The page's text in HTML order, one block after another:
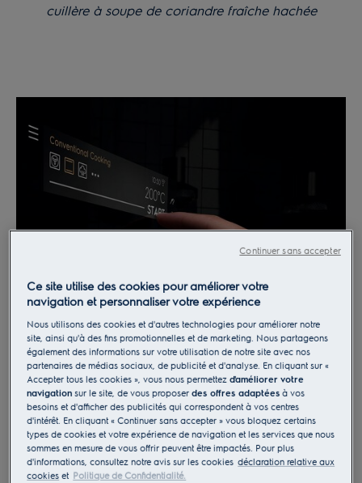
cuillère à soupe de coriandre fraîche hachée
Préparation des dumpling vapeur
maison
réduisez- les en purée fine et assaisonnez de poivre,
sel et noix de muscade.
Ce site utilise des cookies pour améliorer votre
navigation et personnaliser votre expérience
Nous utilisons des cookies et d'autres technologies pour améliorer notre
site, ainsi qu'à des fins promotionnelles et de marketing. Nous partageons
également des informations sur votre utilisation de notre site avec nos
partenaires de médias sociaux, de publicité et d'analyse. En cliquant sur «
Accepter tous les cookies », vous nous permettezd'améliorer votre
navigation sur le site, de vous proposerdes offres adaptées à vos
besoins et d'afficher des publicités qui correspondent à vos centres
d'intérêt. En cliquant « Continuer sans accepter » vous bloquez certains
types de cookies et votre expérience de navigation et les services que nous
sommes en mesure de vous offrir peuvent être impactés. Pour plus
d'informations, consultez notre avis sur les cookies déclaration relative aux
cookies et Politique de Confidentialité.
Continuer sans accepter